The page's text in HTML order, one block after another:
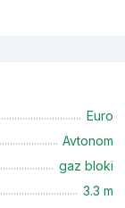
Euro
Avtonom
gaz bloki
3.3 m